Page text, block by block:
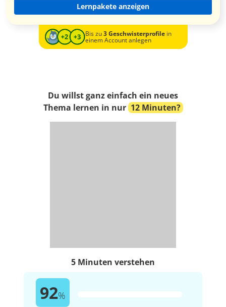
Lernpakete anzeigen
Bis zu3 Geschwisterprofilein
einem Account anlegen
Du willst ganz einfach ein neues
Thema lernen in nur 12 Minuten?
5 Minuten verstehen
92%